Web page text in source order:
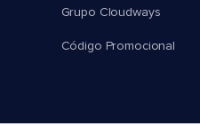
Grupo Cloudways
Código Promocional